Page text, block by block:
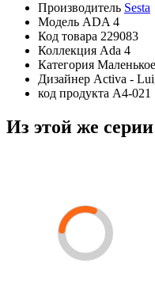
Производитель Sesta
Модель ADA 4
Код товара 229083
Коллекция Ada 4
Категория
Дизайнер Activa -
код продукта A4-021
Из этой же серии